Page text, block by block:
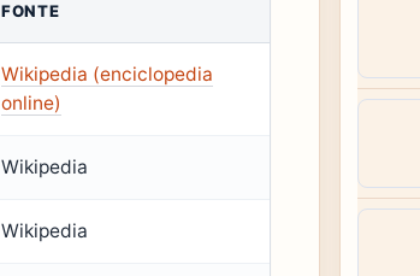
FONTE
Wikipedia (enciclopedia
online)
Wikipedia
Wikipedia